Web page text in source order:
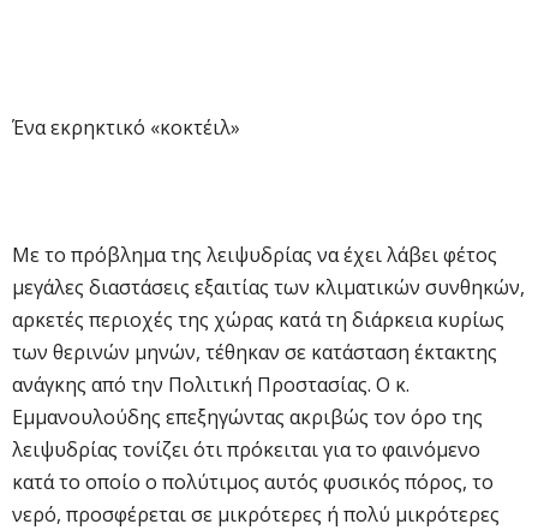
Ένα εκρηκτικό «κοκτέιλ»
Με το πρόβλημα της λειψυδρίας να έχει λάβει φέτος
μεγάλες διαστάσεις εξαιτίας των κλιματικών συνθηκών,
αρκετές περιοχές της χώρας κατά τη διάρκεια κυρίως
των θερινών μηνών, τέθηκαν σε κατάσταση έκτακτης
ανάγκης από την Πολιτική Προστασίας. Ο κ.
Εμμανουλούδης επεξηγώντας ακριβώς τον όρο της
λειψυδρίας τονίζει ότι πρόκειται για το φαινόμενο
κατά το οποίο ο πολύτιμος αυτός φυσικός πόρος, το
νερό, προσφέρεται σε μικρότερες ή πολύ μικρότερες